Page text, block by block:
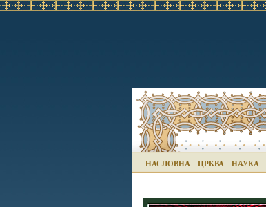
НАСЛОВНА ЦРКВА НАУКА